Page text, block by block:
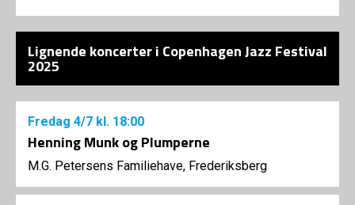
Lignende koncerter i Copenhagen Jazz Festival
2025
Fredag 4/7 kl. 18:00
Henning Munk og Plumperne
M.G. Petersens Familiehave, Frederiksberg